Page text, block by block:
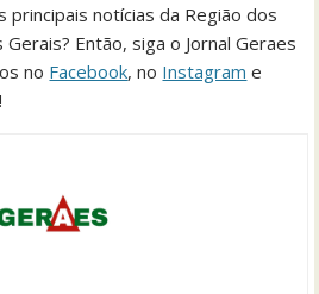
notícias da Região dos
Então, siga o Jornal Geraes
no Facebook, no Instagram e